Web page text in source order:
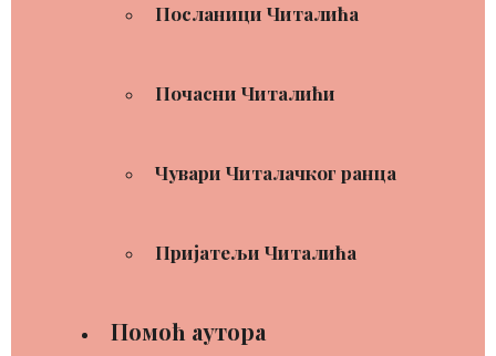
Посланици Читалића
Почасни Читалићи
Чувари Читалачког ранца
Пријатељи Читалића
Помоћ аутора